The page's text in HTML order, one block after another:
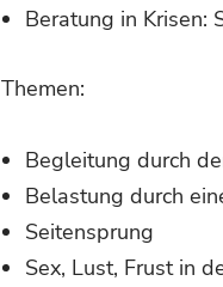
Beratung in Krisen:
Themen:
Begleitung durch
Belastung durch
Seitensprung
Sex, Lust, Frust in